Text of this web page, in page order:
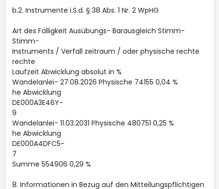
b.2. Instrumente i.S.d. § 38 Abs. 1 Nr. 2 WpHG
Art des Fälligkeit Ausübungs- Barausgleich Stimm-
Stimm-
Instruments / Verfall zeitraum / oder physische rechte
rechte
Laufzeit Abwicklung absolut in %
Wandelanlei- 27.08.2026 Physische 74155 0,04 %
he Abwicklung
DE000A3E46Y-
9
Wandelanlei- 11.03.2031 Physische 480751 0,25 %
he Abwicklung
DE000A4DFC5-
7
Summe 554906 0,29 %
8. Informationen in Bezug auf den Mitteilungspflichtigen